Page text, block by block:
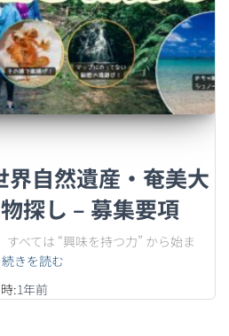
界自然遺産・奄美大
探し – 募集要項
すべては “興味を持つ力” から始ま
続きを読む
:1年前